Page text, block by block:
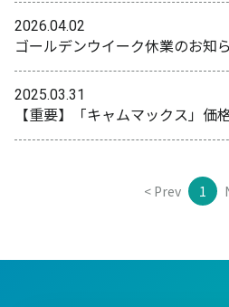
2026.04.02
ゴールデンウイーク休業のお知
2025.03.31
【重要】「キャムマックス」価
< Prev 1